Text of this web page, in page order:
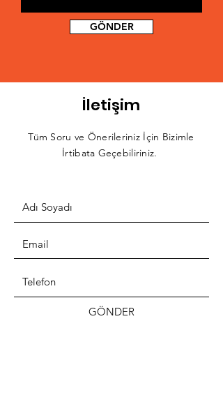
GÖNDER
İletişim
Tüm Soru ve Önerileriniz İçin Bizimle
İrtibata Geçebiliriniz.
GÖNDER